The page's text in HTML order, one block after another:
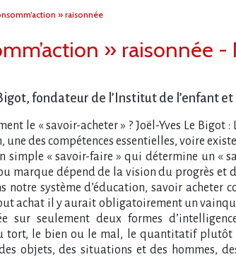
» raisonnée
» raisonnée
fondateur de l’Institut de l’enfant
le « savoir-acheter » ? Joël-Yves Le
une des compétences essentielles, voire
simple « savoir-faire » qui détermine un
marque dépend de la vision du progrès et
notre système d’éducation, savoir
achat il y aurait obligatoirement un
sur seulement deux formes
tort, le bien ou le mal, le quantitatif plutôt
objets, des situations et des hommes,